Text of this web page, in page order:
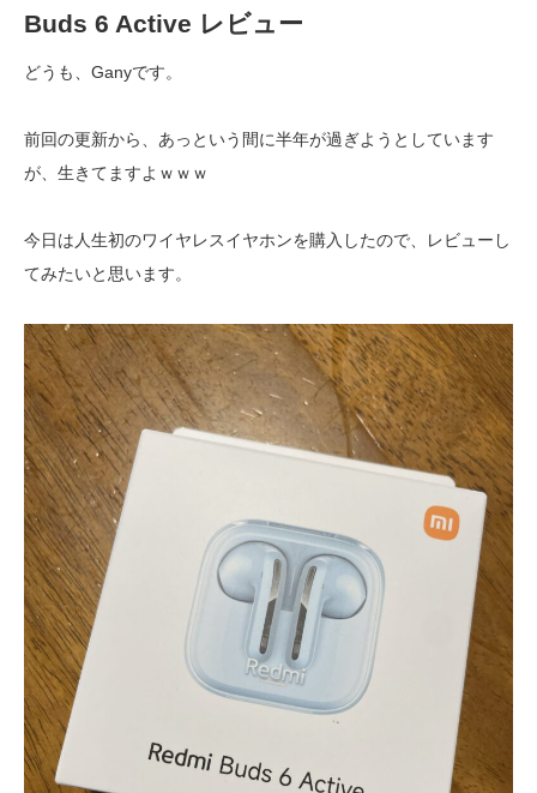
Buds 6 Active レビュー
どうも、Ganyです。
前回の更新から、あっという間に半年が過ぎようとしています
が、生きてますよｗｗｗ
今日は人生初のワイヤレスイヤホンを購入したので、レビューし
てみたいと思います。